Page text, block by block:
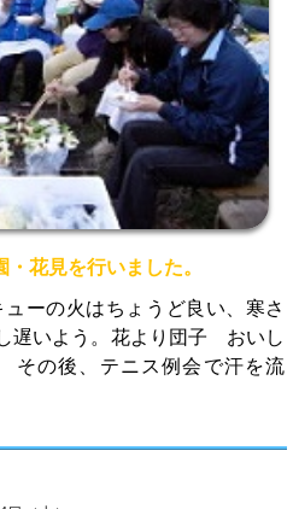
花見を行いました。
ーの火はちょうど良い、寒さ
遅いよう。花より団子 おいし
その後、テニス例会で汗を流